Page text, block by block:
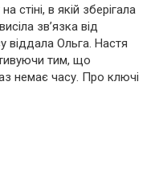
стіні, в якій зберігала
зв’язка від
віддала Ольга. Настя
тим, що
немає часу. Про ключі